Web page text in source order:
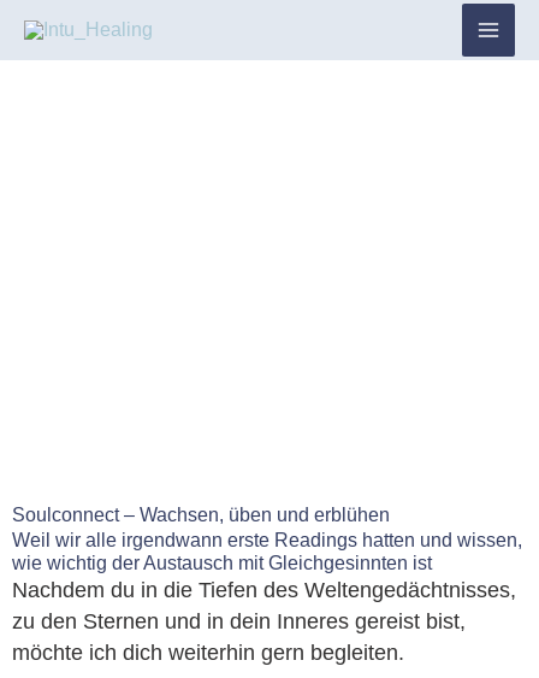
Inhalt
Soulconnect – Wachsen, üben und erblühen
Weil wir alle irgendwann erste Readings hatten und wissen,
wie wichtig der Austausch mit Gleichgesinnten ist
Nachdem du in die Tiefen des Weltengedächtnisses,
zu den Sternen und in dein Inneres gereist bist,
möchte ich dich weiterhin gern begleiten.